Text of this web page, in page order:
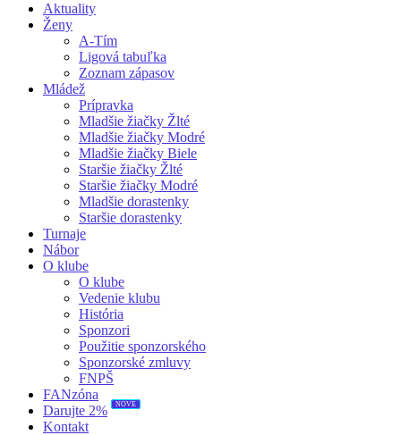
Aktuality
Ženy
A-Tím
Ligová tabuľka
Zoznam zápasov
Mládež
Prípravka
Mladšie žiačky Žlté
Mladšie žiačky Modré
Mladšie žiačky Biele
Staršie žiačky Žlté
Staršie žiačky Modré
Mladšie dorastenky
Staršie dorastenky
Turnaje
Nábor
O klube
O klube
Vedenie klubu
História
Sponzori
Použitie sponzorského
Sponzorské zmluvy
FNPŠ
FANzóna
Darujte 2%
NOVÉ
Kontakt